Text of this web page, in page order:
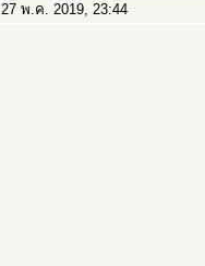
27 พ.ค. 2019, 23:44